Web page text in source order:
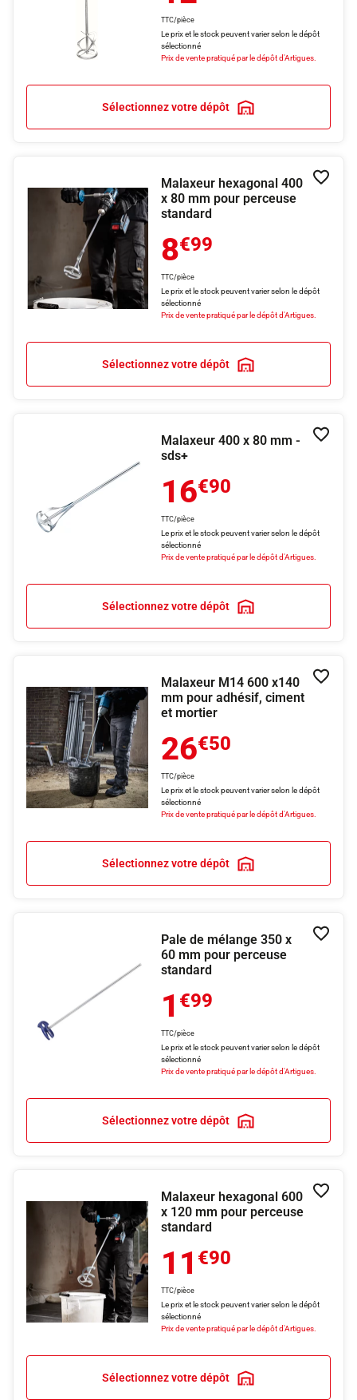
TTC/pièce
Le prix et le stock peuvent varier selon le dépôt
sélectionné
Prix de vente pratiqué par le dépôt d'Artigues.
Sélectionnez votre dépôt
Malaxeur hexagonal 400
x 80 mm pour perceuse
standard
8€99
TTC/pièce
Le prix et le stock peuvent varier selon le dépôt
sélectionné
Prix de vente pratiqué par le dépôt d'Artigues.
Sélectionnez votre dépôt
Malaxeur 400 x 80 mm -
sds+
16€90
TTC/pièce
Le prix et le stock peuvent varier selon le dépôt
sélectionné
Prix de vente pratiqué par le dépôt d'Artigues.
Sélectionnez votre dépôt
Malaxeur M14 600 x140
mm pour adhésif, ciment
et mortier
26€50
TTC/pièce
Le prix et le stock peuvent varier selon le dépôt
sélectionné
Prix de vente pratiqué par le dépôt d'Artigues.
Sélectionnez votre dépôt
Pale de mélange 350 x
60 mm pour perceuse
standard
1 €99
TTC/pièce
Le prix et le stock peuvent varier selon le dépôt
sélectionné
Prix de vente pratiqué par le dépôt d'Artigues.
Sélectionnez votre dépôt
Malaxeur hexagonal 600
x 120 mm pour perceuse
standard
11 €90
TTC/pièce
Le prix et le stock peuvent varier selon le dépôt
sélectionné
Prix de vente pratiqué par le dépôt d'Artigues.
Sélectionnez votre dépôt